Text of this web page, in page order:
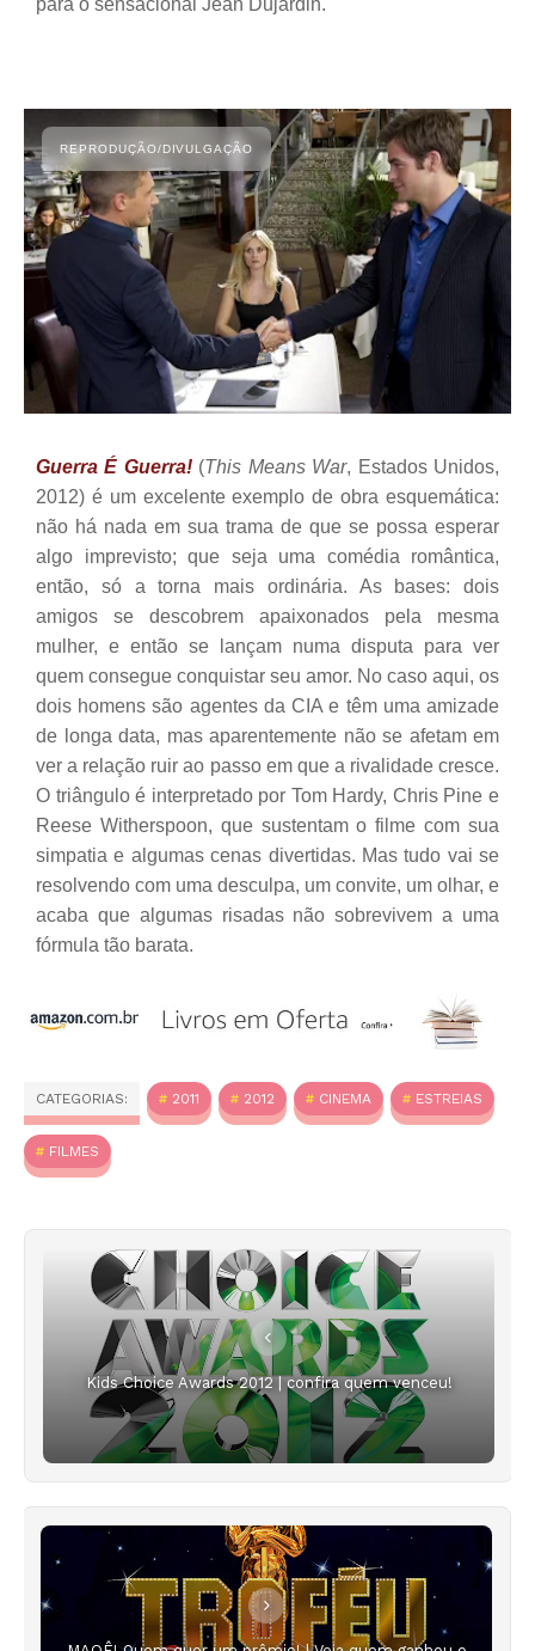
Guerra É Guerra!(This Means War, Estados Unidos,
2012) é um excelente exemplo de obra esquemática:
não há nada em sua trama de que se possa esperar
algo imprevisto; que seja uma comédia romântica,
então, só a torna mais ordinária. As bases: dois
amigos se descobrem apaixonados pela mesma
mulher, e então se lançam numa disputa para ver
quem consegue conquistar seu amor. No caso aqui, os
dois homens são agentes da CIA e têm uma amizade
de longa data, mas aparentemente não se afetam em
ver a relação ruir ao passo em que a rivalidade cresce.
O triângulo é interpretado por Tom Hardy, Chris Pine e
Reese Witherspoon, que sustentam o filme com sua
simpatia e algumas cenas divertidas. Mas tudo vai se
resolvendo com uma desculpa, um convite, um olhar, e
acaba que algumas risadas não sobrevivem a uma
fórmula tão barata.
CATEGORIAS: 2011 2012 CINEMA ESTREIAS
FILMES
Kids Choice Awards 2012 | confira quem venceu!